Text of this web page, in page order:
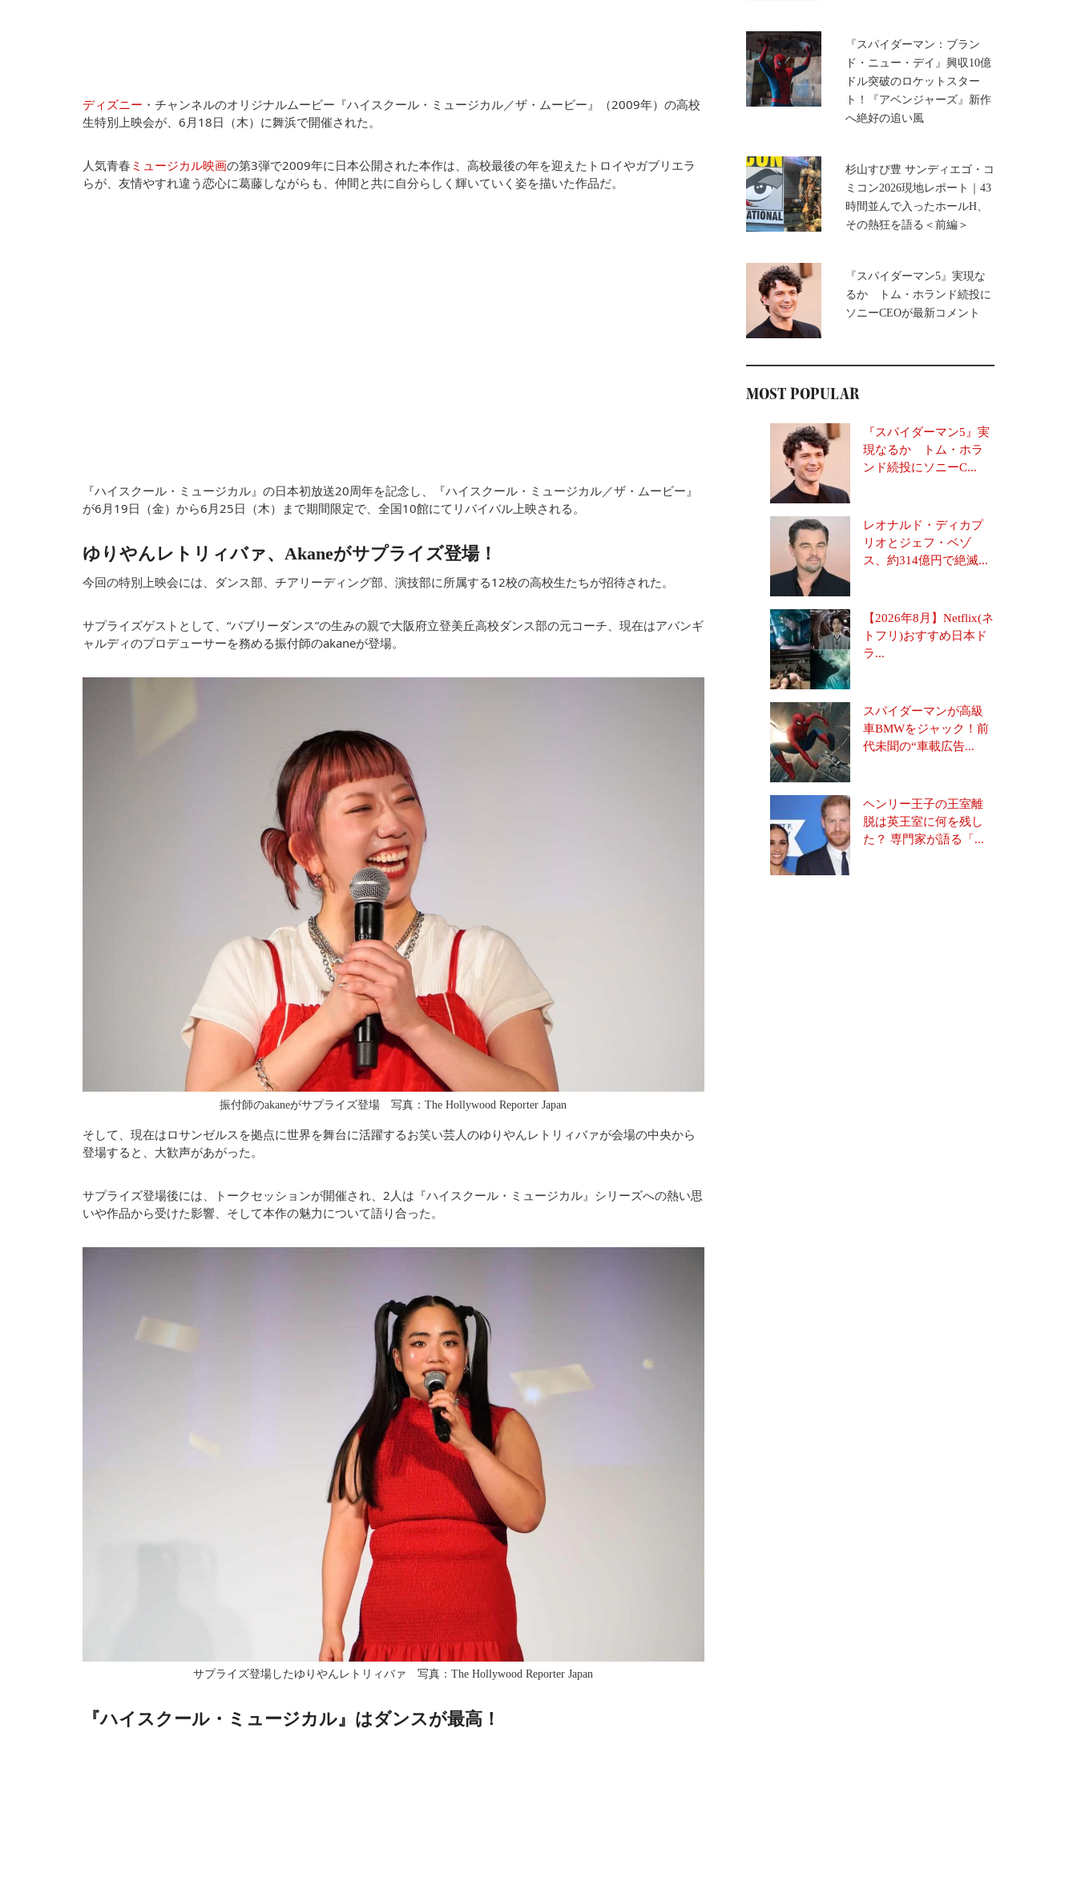
ディズニー ・チャンネルのオリジナルムービー『ハイスクール・ミュージカル／ザ・ムービー』（2009年）の高校
生特別上映会が、6月18日（木）に舞浜で開催された。
人気青春 ミュージカル映画の第3弾で2009年に日本公開された本作は、高校最後の年を迎えたトロイやガブリエラ
らが、友情やすれ違う恋心に葛藤しながらも、仲間と共に自分らしく輝いていく姿を描いた作品だ。
『ハイスクール・ミュージカル』の日本初放送20周年を記念し、『ハイスクール・ミュージカル／ザ・ムービー』
が6月19日（金）から6月25日（木）まで期間限定で、全国10館にてリバイバル上映される。
ゆりやんレトリィバァ、akaneがサプライズ登場！
今回の特別上映会には、ダンス部、チアリーディング部、演技部に所属する12校の高校生たちが招待された。
サプライズゲストとして、“バブリーダンス”の生みの親で大阪府立登美丘高校ダンス部の元コーチ、現在はアバンギ
ャルディのプロデューサーを務める振付師のakaneが登場。
振付師のakaneがサプライズ登場 写真：The Hollywood Reporter Japan
そして、現在はロサンゼルスを拠点に世界を舞台に活躍するお笑い芸人のゆりやんレトリィバァが会場の中央から
登場すると、大歓声があがった。
サプライズ登場後には、トークセッションが開催され、2人は『ハイスクール・ミュージカル』シリーズへの熱い思
いや作品から受けた影響、そして本作の魅力について語り合った。
サプライズ登場したゆりやんレトリィバァ 写真：The Hollywood Reporter Japan
『ハイスクール・ミュージカル』はダンスが最高！
『スパイダーマン：ブラン
ド・ニュー・デイ』興収10億
ドル突破のロケットスター
ト！『アベンジャーズ』新作
へ絶好の追い風
杉山すぴ豊 サンディエゴ・コ
ミコン2026現地レポート｜43
時間並んで入ったホールH、
その熱狂を語る＜前編＞
『スパイダーマン5』実現な
るか トム・ホランド続投に
ソニーCEOが最新コメント
MOST POPULAR
『スパイダーマン5』実
現なるか トム・ホラ
ンド続投にソニーC...
レオナルド・ディカプ
リオとジェフ・ベゾ
ス、約314億円で絶滅...
【2026年8月】Netflix(ネ
トフリ)おすすめ日本ド
ラ...
スパイダーマンが高級
車BMWをジャック！前
代未聞の“車載広告...
ヘンリー王子の王室離
脱は英王室に何を残し
た？ 専門家が語る「...